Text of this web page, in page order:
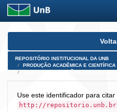
Skip
REPOSITÓRIO INSTITUCIONAL DA UNB
PRODUÇÃO ACADÊMICA E CIENTÍFICA
Use este identificador para
http://repositorio.unb.br/